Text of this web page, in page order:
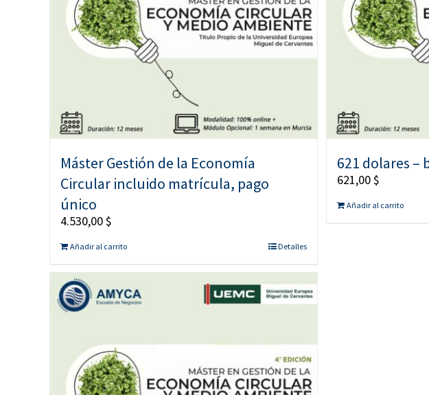
Máster Gestión de la Economía
Circular incluido matrícula, pago
único
4.530,00$
Añadir al carrito Detalles
621 dolares –
621,00$
Añadir al carrito